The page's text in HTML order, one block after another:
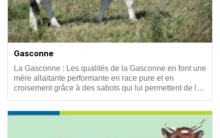
Gasconne
Résumé
La Gasconne : Les qualités de la Gasconne en font une
mère allaitante performante en race pure et en
croisement grâce à des sabots qui lui permettent de l…
Vignette